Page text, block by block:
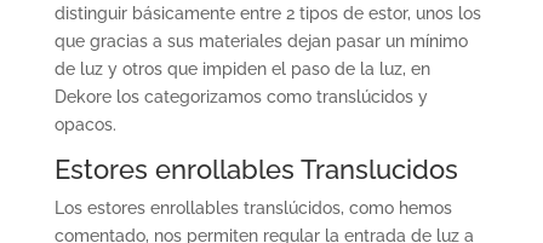
distinguir básicamente entre 2 tipos de estor, unos los
que gracias a sus materiales dejan pasar un mínimo
de luz y otros que impiden el paso de la luz, en
Dekore los categorizamos como translúcidos y
opacos.
Estores enrollables Translucidos
Los estores enrollables translúcidos, como hemos
comentado, nos permiten regular la entrada de luz a